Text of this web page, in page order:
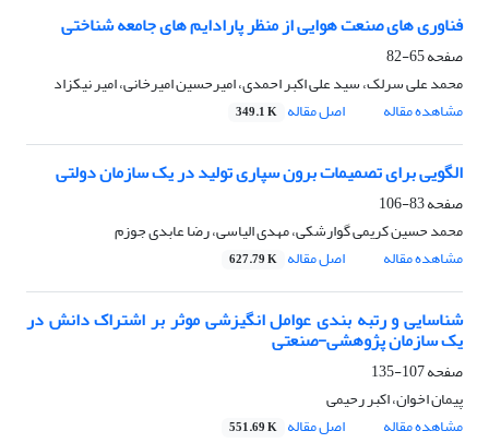
فناوری های صنعت هوایی از منظر پارادایم های جامعه شناختی
صفحه65-82
محمد علی سرلک، سید علی اکبر احمدی، امیرحسین امیرخانی، امیر نیکزاد
مشاهده مقاله
اصل مقاله 349.1 K
الگویی برای تصمیمات برون سپاری تولید در یک سازمان دولتی
صفحه83-106
محمد حسین کریمی گوارشکی، مهدی الیاسی، رضا عابدی جوزم
مشاهده مقاله
اصل مقاله 627.79 K
شناسایی و رتبه بندی عوامل انگیزشی موثر بر اشتراک دانش در
یک سازمان پژوهشی-صنعتی
صفحه107-135
پیمان اخوان، اکبر رحیمی
مشاهده مقاله
اصل مقاله 551.69 K